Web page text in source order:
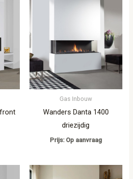
Gas Inbouw
Wanders Danta 1400
driezijdig
Prijs: Op aanvraag